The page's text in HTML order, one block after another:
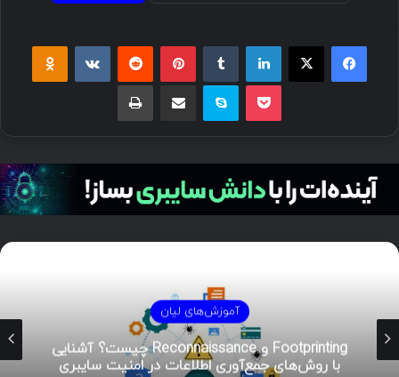
فیسبوک ایکس لینکداین پینتریست
پاکت اسکایپ چاپ
آموزش‌های لیان
هوش تهدیدات سایبری (CTI)؛ راهنمای جامع از
تحلیل تا مدیریت رخداد